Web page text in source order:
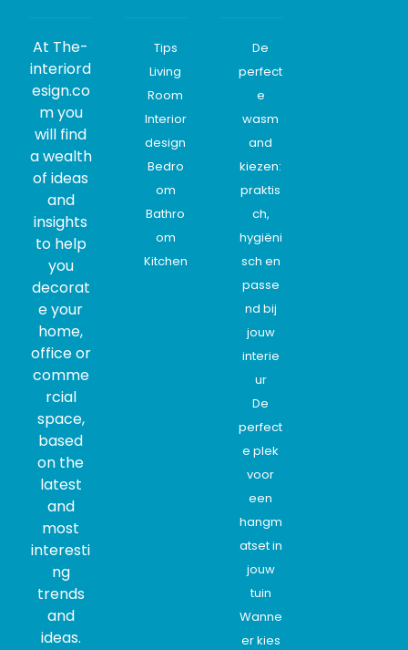
At The-
interiord
esign.co
m you
will find
a wealth
of ideas
and
insights
to help
you
decorat
e your
home,
office or
comme
rcial
space,
based
on the
latest
and
most
interesti
ng
trends
and
ideas.
Tips
Living
Room
Interior
design
Bedro
om
Bathro
om
Kitchen
De
perfect
e
wasm
and
kiezen:
praktis
ch,
hygiëni
sch en
passe
nd bij
jouw
interie
ur
De
perfect
e plek
voor
een
hangm
atset in
jouw
tuin
Wanne
er kies